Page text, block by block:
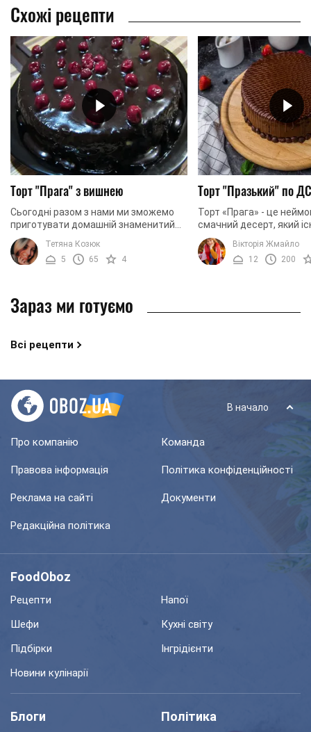
Схожі рецепти
Торт "Прага" з вишнею
Сьогодні разом з нами ми зможемо
приготувати домашній знаменитий
десерт — торт "Прага" з вишнею.
Тепер ви зможете готувати свій
улюблений десерт і ...
Тетяна Козюк
5
65 4
Торт "Празький" по
Торт «Прага» - це
смачний десерт, який
надзвичайно тривалий
тому рецепт цього
видозмінювався, адже
Вікторія Жмайло
12
200
Зараз ми готуємо
Всі рецепти
В начало
Про компанію Команда
Правова інформація Політика конфіденційності
Реклама на сайті Документи
Редакційна політика
FoodOboz
Рецепти
Напої
Шефи
Кухні світу
Підбірки
Інгрідієнти
Новини кулінарії
Блоги Політика